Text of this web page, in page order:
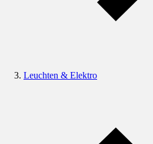
Leuchten & Elektro